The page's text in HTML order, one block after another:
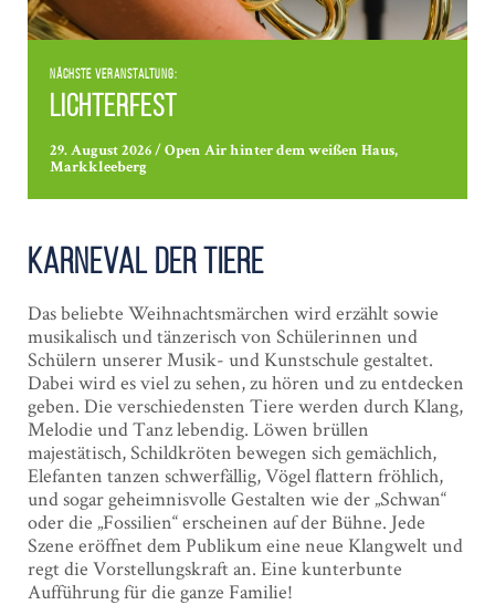
Nächste Veranstaltung:
Lichterfest
29. August 2026 / Open Air hinter dem weißen Haus,
Markkleeberg
Karneval der Tiere
Das beliebte Weihnachtsmärchen wird erzählt sowie
musikalisch und tänzerisch von Schülerinnen und
Schülern unserer Musik- und Kunstschule gestaltet.
Dabei wird es viel zu sehen, zu hören und zu entdecken
geben. Die verschiedensten Tiere werden durch Klang,
Melodie und Tanz lebendig. Löwen brüllen
majestätisch, Schildkröten bewegen sich gemächlich,
Elefanten tanzen schwerfällig, Vögel flattern fröhlich,
und sogar geheimnisvolle Gestalten wie der „Schwan“
oder die „Fossilien“ erscheinen auf der Bühne. Jede
Szene eröffnet dem Publikum eine neue Klangwelt und
regt die Vorstellungskraft an. Eine kunterbunte
Aufführung für die ganze Familie!